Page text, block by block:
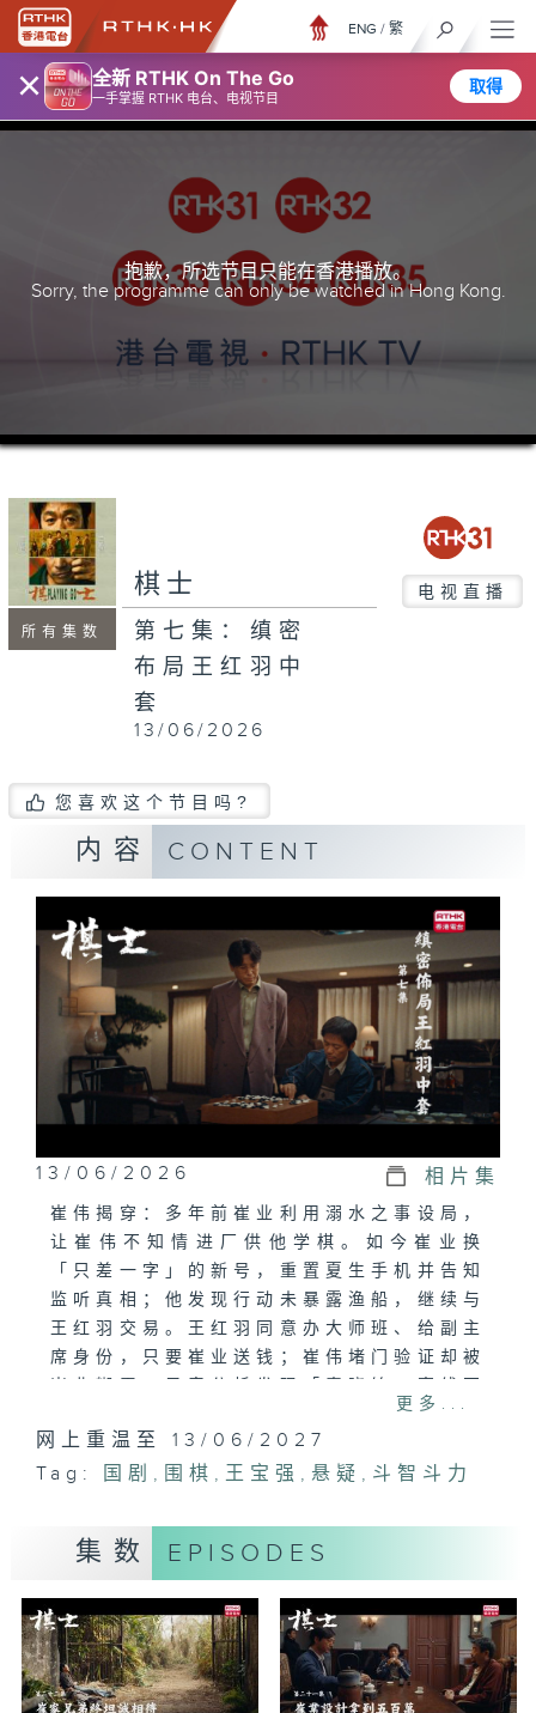
× 全新 RTHK On The Go
一手掌握 RTHK 电台、电视节目
取得
ENG / 繁
抱歉，所选节目只能在香港播放。
Sorry, the programme can only be watched in Hong Kong.
所有集数
棋士 电视直播
第七集：缜密
布局王红羽中
套
13/06/2026
您喜欢这个节目吗?
内容 CONTENT
13/06/2026 相片集
崔伟揭穿：多年前崔业利用溺水之事设局，
让崔伟不知情进厂供他学棋。如今崔业换
「只差一字」的新号，重置夏生手机并告知
监听真相；他发现行动未暴露渔船，继续与
王红羽交易。王红羽同意办大师班、给副主
席身份，只要崔业送钱；崔伟堵门验证却被
符。夏生照做并以烟火威吓王红羽海上付
清，崔业下棋反胜换条件，最后王红羽约爆
破队杜春鹏见面，局势升温。
更多...
网上重温至 13/06/2027
Tag:
国剧 , 围棋 , 王宝强 , 悬疑 , 斗智斗力
集数 EPISODES